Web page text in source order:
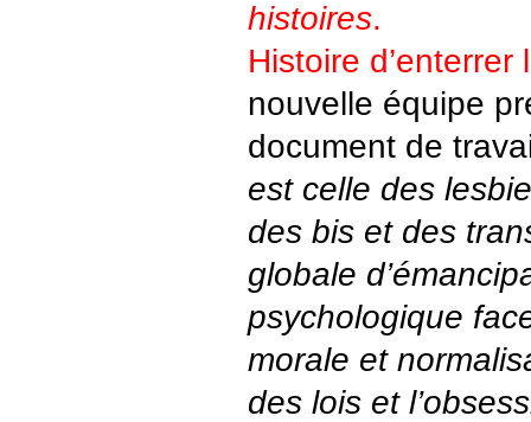
histoires.
Histoire
nouvelle équipe
document de
est celle des
des bis et des
globale
psychologique
morale et
des lois et